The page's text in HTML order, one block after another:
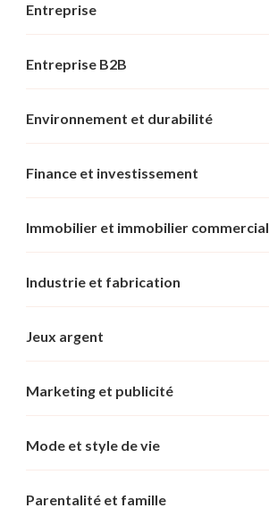
Entreprise
Entreprise B2B
Environnement et durabilité
Finance et investissement
Immobilier et immobilier commercial
Industrie et fabrication
Jeux argent
Marketing et publicité
Mode et style de vie
Parentalité et famille